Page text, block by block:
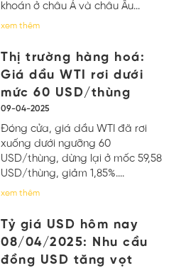
khoán ở châu Á và châu Âu...
xem thêm
Thị trường hàng hoá:
Giá dầu WTI rơi dưới
mức 60 USD/thùng
09-04-2025
Đóng cửa, giá dầu WTI đã rơi
xuống dưới ngưỡng 60
USD/thùng, dừng lại ở mốc 59,58
USD/thùng, giảm 1,85%....
xem thêm
Tỷ giá USD hôm nay
08/04/2025: Nhu cầu
đồng USD tăng vọt